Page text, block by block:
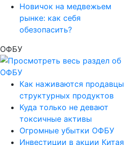
Новичок на медвежьем
рынке: как себя
обезопасить?
ОФБУ
Как наживаются продавцы
структурных продуктов
Куда только не девают
токсичные активы
Огромные убытки ОФБУ
Инвестиции в акции Китая